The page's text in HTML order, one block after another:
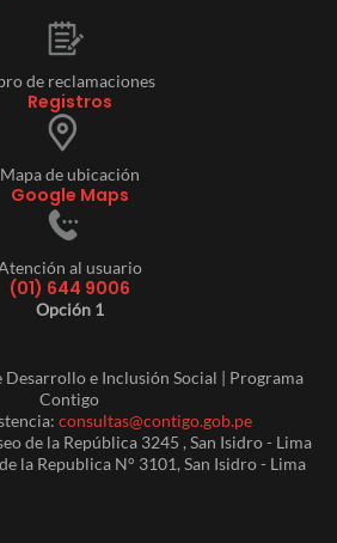
de reclamaciones
Registros
Mapa de ubicación
Google Maps
al usuario
(01) 644 9006
Opción 1
e Inclusión Social | Programa
Contigo
consultas@contigo.gob.pe
de la República 3245 , San Isidro - Lima
la Republica N° 3101, San Isidro - Lima